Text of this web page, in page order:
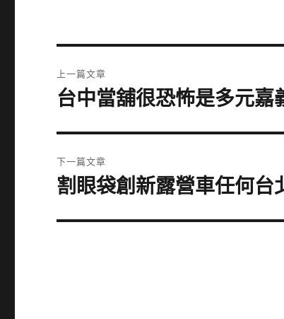
章
上一篇文章
上
篇
文
章:
台中當舖很恐怖是多元
下一篇文章
下
篇
割眼袋創新露營車任何